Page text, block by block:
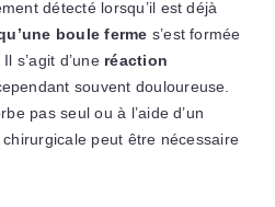
détecté lorsqu’il est déjà
boule ferme s’est formée
s’agit d’une réaction
souvent douloureuse.
pas seul ou à l’aide d’un
peut être nécessaire